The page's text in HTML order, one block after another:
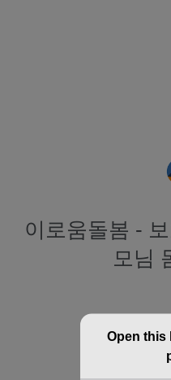
이로움돌봄 -
모님